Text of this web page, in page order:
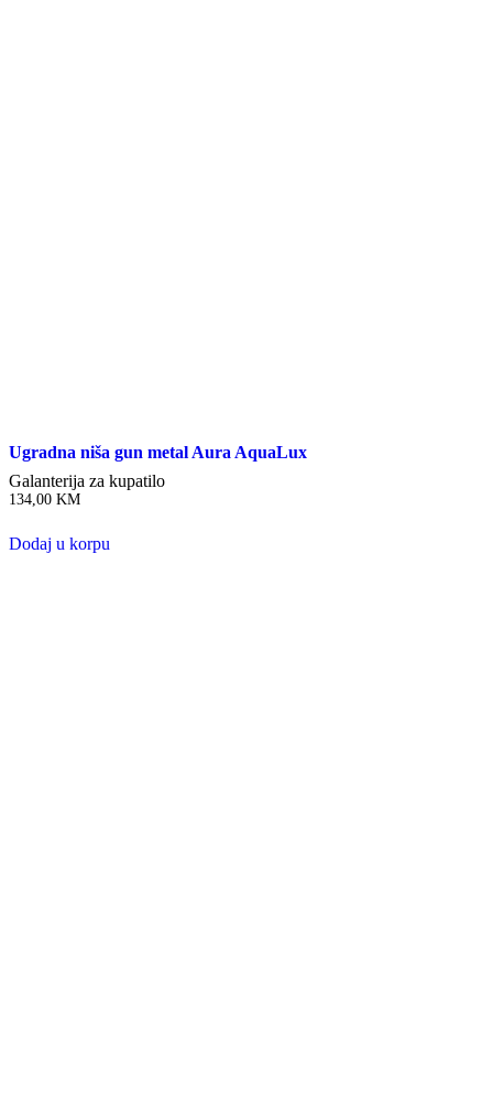
Ugradna niša gun metal Aura AquaLux
Galanterija za kupatilo
134,00 KM
Dodaj u korpu